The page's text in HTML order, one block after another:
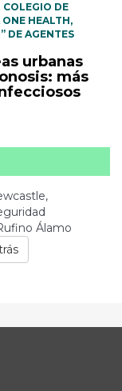
DE
HEALTH,
DE AGENTES
urbanas
más
Álamo